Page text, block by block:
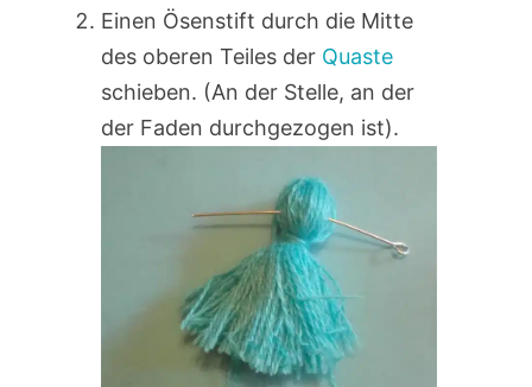
Einen Ösenstift durch die Mitte
des oberen Teiles der Quaste
schieben. (An der Stelle, an der
der Faden durchgezogen ist).